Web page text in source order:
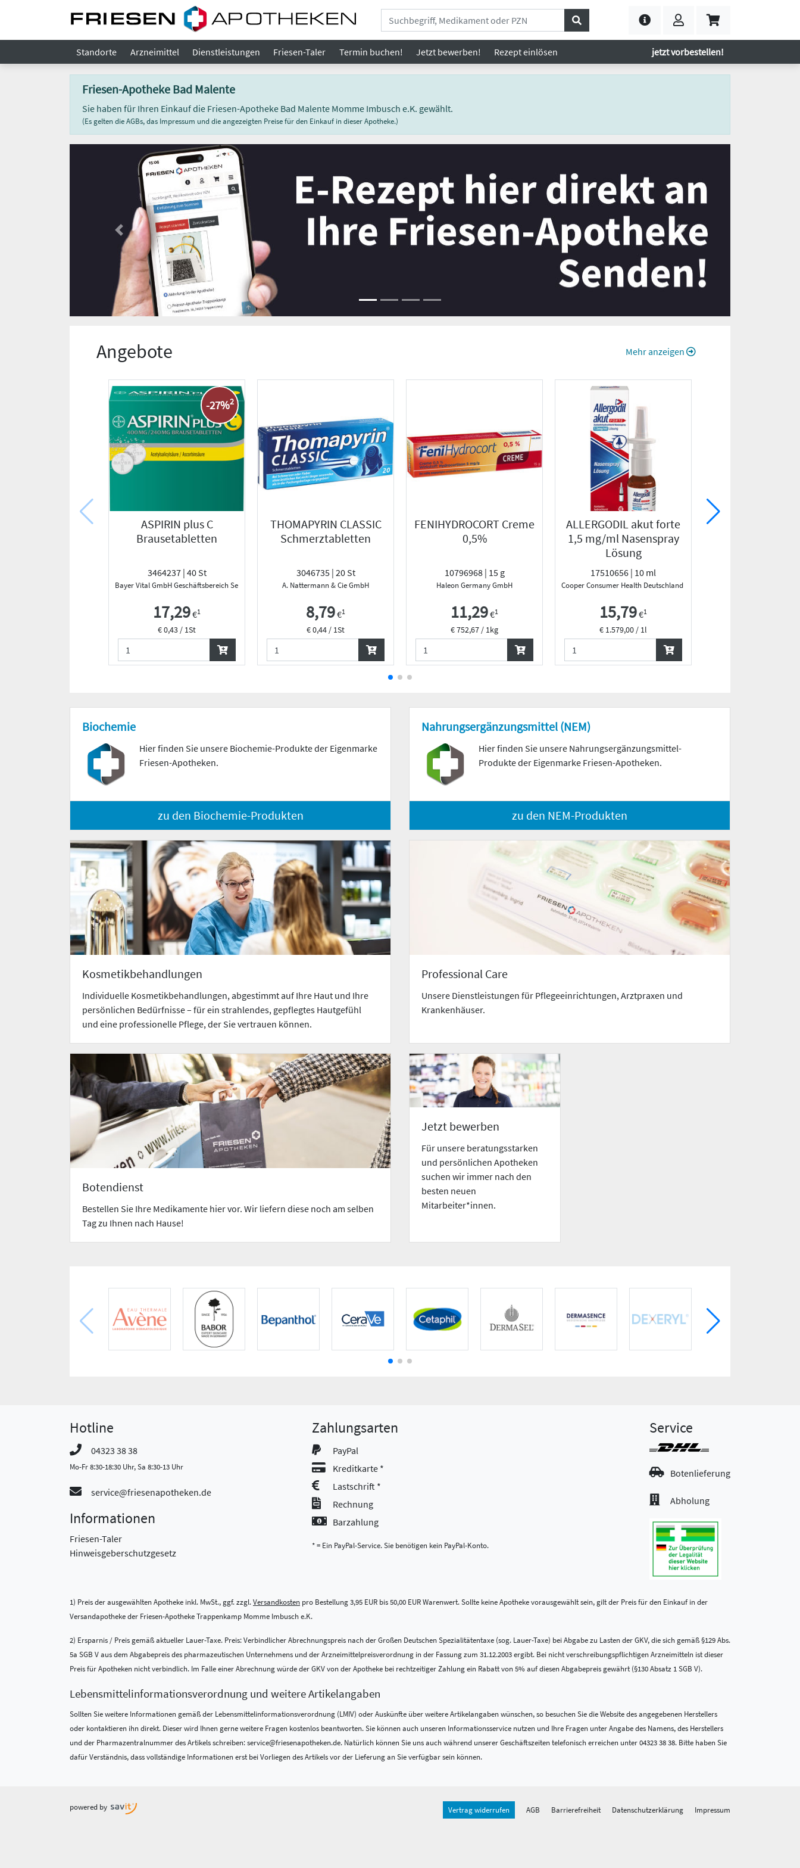
Standorte Arzneimittel Dienstleistungen Friesen-Taler Termin buchen! Jetzt bewerben! Rezepteinlösen jetzt vorbestellen!
Friesen-Apotheke Bad Malente
Sie haben für Ihren Einkauf die Friesen-Apotheke Bad Malente Momme Imbusch e.K. gewählt.
(Es gelten die AGBs, das Impressum und die angezeigten Preise für den Einkauf in dieser Apotheke.)
Previous Next
Mehr anzeigen
Angebote
-27%2
ASPIRIN plus C
Brausetabletten
3464237 | 40 St
Bayer Vital GmbH Geschäftsbereich Selbstmedikation
17,29€1
€ 0,43 / 1St
THOMAPYRIN CLASSIC
Schmerztabletten
3046735 | 20 St
A. Nattermann & Cie GmbH
8,79€1
€ 0,44 / 1St
FENIHYDROCORT Creme
0,5%
10796968 | 15 g
Haleon Germany GmbH
11,29€1
€ 752,67 / 1kg
ALLERGODIL akut forte
1,5 mg/ml Nasenspray
Lösung
17510656 | 10 ml
Cooper Consumer Health Deutschland GmbH
15,79€1
€ 1.579,00 / 1l
Biochemie
Hier finden Sie unsere Biochemie-Produkte der Eigenmarke
Friesen-Apotheken.
zu den Biochemie-Produkten
Nahrungs­ergänzungs­mittel (NEM)
Hier finden Sie unsere Nahrungs­ergänzungs­mittel-
Produkte der Eigenmarke Friesen-Apotheken.
zu den NEM-Produkten
Kosmetikbehandlungen
Individuelle Kosmetikbehandlungen, abgestimmt auf Ihre Haut und Ihre
persönlichen Bedürfnisse – für ein strahlendes, gepflegtes Hautgefühl
und eine professionelle Pflege, der Sie vertrauen können.
Professional Care
Unsere Dienstleistungen für Pflegeeinrichtungen, Arztpraxen und
Krankenhäuser.
Botendienst
Bestellen Sie Ihre Medikamente hier vor. Wir liefern diese noch am selben
Tag zu Ihnen nach Hause!
Jetzt bewerben
Für unsere beratungsstarken
und persönlichen Apotheken
suchen wir immer nach den
besten neuen
Mitarbeiter*innen.
Hotline
04323 38 38
Mo-Fr 8:30-18:30 Uhr, Sa 8:30-13 Uhr
service@friesenapotheken.de
Informationen
Friesen-Taler
Hinweisgeberschutzgesetz
Zahlungsarten
PayPal
Kreditkarte *
Lastschrift *
Rechnung
Barzahlung
* = Ein PayPal-Service. Sie benötigen kein PayPal-Konto.
Service
Botenlieferung
Abholung
1) Preis der ausgewählten Apotheke inkl. MwSt., ggf. zzgl.Versandkosten pro Bestellung 3,95 EUR bis 50,00 EUR Warenwert. Sollte keine Apotheke vorausgewählt sein, gilt der Preis für den Einkauf in der
Versandapotheke der Friesen-Apotheke Trappenkamp Momme Imbusch e.K.
2) Ersparnis / Preis gemäß aktueller Lauer-Taxe. Preis: Verbindlicher Abrechnungspreis nach der Großen Deutschen Spezialitätentaxe (sog. Lauer-Taxe) bei Abgabe zu Lasten der GKV, die sich gemäß §129 Abs.
5a SGB V aus dem Abgabepreis des pharmazeutischen Unternehmens und der Arzneimittelpreisverordnung in der Fassung zum 31.12.2003 ergibt. Bei nicht verschreibungspflichtigen Arzneimitteln ist dieser
Preis für Apotheken nicht verbindlich. Im Falle einer Abrechnung würde der GKV von der Apotheke bei rechtzeitiger Zahlung ein Rabatt von 5% auf diesen Abgabepreis gewährt (§130 Absatz 1 SGB V).
Lebensmittel­informations­verordnung und weitere Artikelangaben
Sollten Sie weitere Informationen gemäß der Lebensmittel­informations­verordnung (LMIV) oder Auskünfte über weitere Artikelangaben wünschen, so besuchen Sie die Website des angegebenen Herstellers
oder kontaktieren ihn direkt. Dieser wird Ihnen gerne weitere Fragen kostenlos beantworten. Sie können auch unseren Informationsservice nutzen und Ihre Fragen unter Angabe des Namens, des Herstellers
und der Pharmazentralnummer des Artikels schreiben: service@friesenapotheken.de. Natürlich können Sie uns auch während unserer Geschäftszeiten telefonisch erreichen unter 04323 38 38. Bitte haben Sie
dafür Verständnis, dass vollständige Informationen erst bei Vorliegen des Artikels vor der Lieferung an Sie verfügbar sein können.
powered by Vertrag widerrufen AGB Barrierefreiheit Datenschutzerklärung Impressum